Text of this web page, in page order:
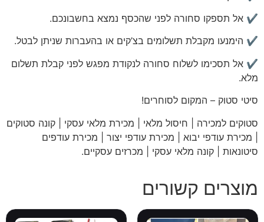
✔️ אל תספקו סחורה לפני שהכסף נמצא בחשבונכם.
✔️ הימנעו מקבלת תשלומים בצ’קים או בהעברות שניתן לבטל.
✔️ אל תסכימו לשלוח סחורה לנקודת מפגש לפני קבלת תשלום
מלא.
סיטי סטוק – המקום לסוחרים!
סטוקים למכירה | חיסול מלאי | מכירת מלאי עסקי | קונה סטוקים
| מכירת עודפי יבוא | מכירת עודפי יצור | מכירת עודפים
סיטונאות | קונה מלאי עסקי | מכרזים עסקיים.
מוצרים קשורים